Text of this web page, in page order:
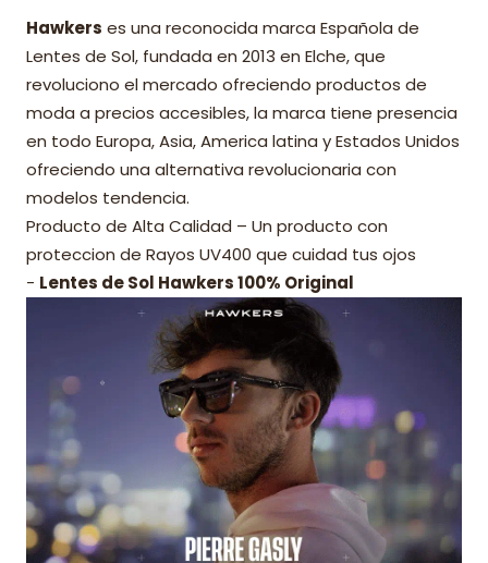
Hawkers es una reconocida marca Española de
Lentes de Sol, fundada en 2013 en Elche, que
revoluciono el mercado ofreciendo productos de
moda a precios accesibles, la marca tiene presencia
en todo Europa, Asia, America latina y Estados Unidos
ofreciendo una alternativa revolucionaria con
modelos tendencia.
Producto de Alta Calidad – Un producto con
proteccion de Rayos UV400 que cuidad tus ojos
- Lentes de Sol Hawkers 100% Original